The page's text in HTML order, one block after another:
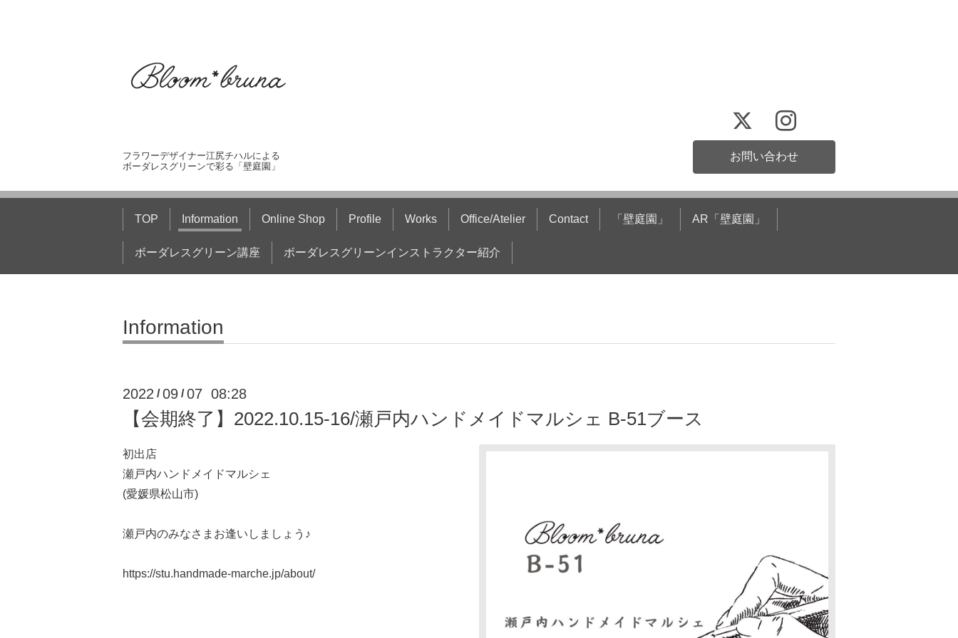
フラワーデザイナー江尻チハルによる
ボーダレスグリーンで彩る「壁庭園」
お問い合わせ
TOP Information Online Shop Profile Works Office/Atelier Contact 「壁庭園」 AR「壁庭園」
ボーダレスグリーン講座 ボーダレスグリーンインストラクター紹介
Information
2022 /09 /07 08:28
【会期終了】2022.10.15-16/瀬戸内ハンドメイドマルシェ B-51ブース
初出店
瀬戸内ハンドメイドマルシェ
(愛媛県松山市)
瀬戸内のみなさま お逢いしましょう♪
https://stu.handmade-marche.jp/about/